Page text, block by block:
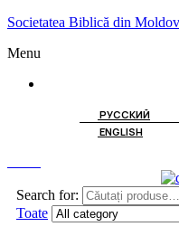
Societatea Biblică din
Menu
РУССКИЙ
ENGLISH
Search for:
Toate